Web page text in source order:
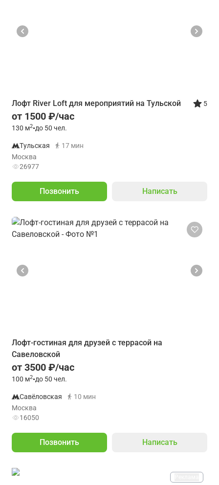
Лофт River Loft для мероприятий на Тульской
от 1500 ₽/час
130 м2•до 50 чел.
5
Тульская
17 мин
Москва
26977
Позвонить Написать
Лофт-гостиная для друзей с террасой на
Савеловской
от 3500 ₽/час
100 м2•до 50 чел.
Савёловская
10 мин
Москва
16050
Позвонить Написать